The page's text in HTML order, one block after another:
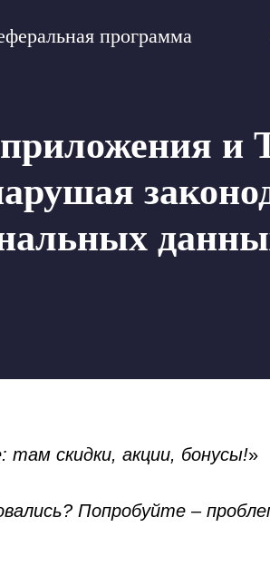
программа
и
там скидки, акции, бонусы!»
Попробуйте –